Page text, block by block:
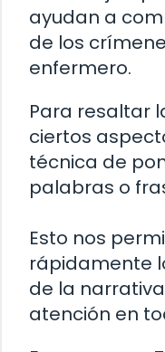
ayudan a
de los
enfermero.
Para resaltar
ciertos
técnica de
palabras o
Esto nos
rápidamente
de la
atención en